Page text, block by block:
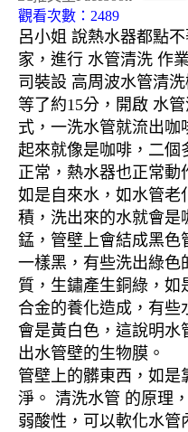
觀看次數：2489
呂小姐 說熱水器都點
家，進行 水管清洗 作
司裝設 高周波水管清
等了約15分，開啟 水
式，一洗水管就流出咖
起來就像是咖啡，二個
正常，熱水器也正常動
如是自來水，如水管老
積，洗出來的水就會是
錳，管壁上會結成黑色
一樣黑，有些洗出綠色
質，生鏽產生銅綠，如
合金的養化造成，有
會是黃白色，這說明水
出水管壁的生物膜。
管壁上的髒東西，如
淨。 清洗水管 的原理
弱酸性，可以軟化水管